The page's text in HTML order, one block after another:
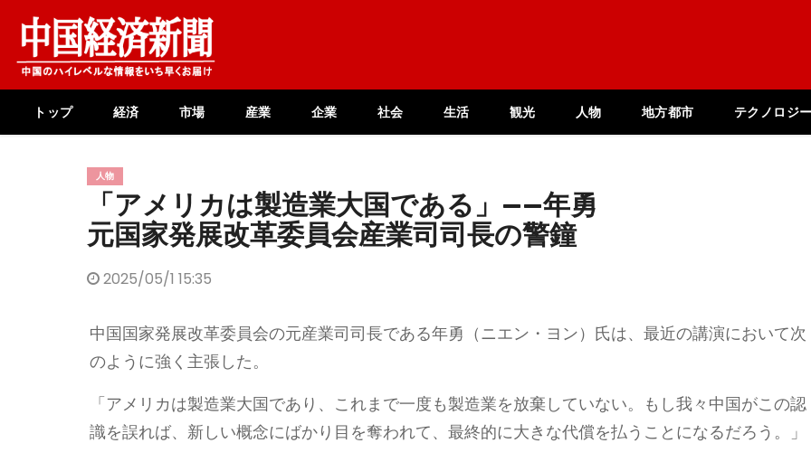
content
トップ 経済 市場 産業 企業 社会 生活 観光 人物 地方都市 テクノロジ
人物
「アメリカは製造業大国である」——年勇
元国家発展改革委員会産業司司長の警鐘
2025/05/1 15:35
中国国家発展改革委員会の元産業司司長である年勇（ニエン・ヨン）氏は、最近の講演において次
のように強く主張した。
「アメリカは製造業大国であり、これまで一度も製造業を放棄していない。もし我々中国がこの認
識を誤れば、新しい概念にばかり目を奪われて、最終的に大きな代償を払うことになるだろう。」